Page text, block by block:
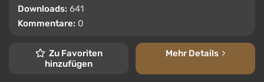
Downloads: 641
Kommentare: 0
Zu Favoriten
hinzufügen
Mehr Details